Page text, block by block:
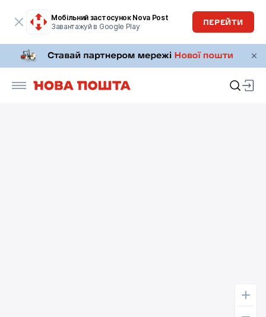
Мобільний застосунок Nova Post
Завантажуй в Google Play
ПЕРЕЙТИ